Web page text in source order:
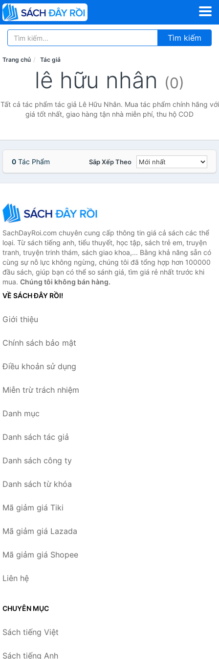
Tìm kiếm
Trang chủ Tác giả
lê hữu nhân (0)
Tất cả tác phẩm tác giả Lê Hữu Nhân. Mua tác phẩm chính hãng với
giá tốt nhất, giao hàng tận nhà miễn phí, thu hộ COD
0 Tác Phẩm Sắp Xếp Theo
SachDayRoi.com chuyên cung cấp thông tin giá cả sách các thể
loại. Từ sách tiếng anh, tiểu thuyết, học tập, sách trẻ em, truyện
tranh, truyện trinh thám, sách giao khoa,... Bằng khả năng sẵn có
cùng sự nỗ lực không ngừng, chúng tôi đã tổng hợp hơn 100000
đầu sách, giúp bạn có thể so sánh giá, tìm giá rẻ nhất trước khi
mua. Chúng tôi không bán hàng.
VỀ SÁCH ĐÂY RỒI!
Giới thiệu
Chính sách bảo mật
Điều khoản sử dụng
Miễn trừ trách nhiệm
Danh mục
Danh sách tác giả
Danh sách công ty
Danh sách từ khóa
Mã giảm giá Tiki
Mã giảm giá Lazada
Mã giảm giá Shopee
Liên hệ
CHUYÊN MỤC
Sách tiếng Việt
Sách tiếng Anh